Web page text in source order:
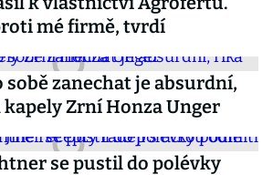
mé firmě, tvrdí
sobě zanechat je absurdní,
Zrní Honza Unger
se pustil do polévky